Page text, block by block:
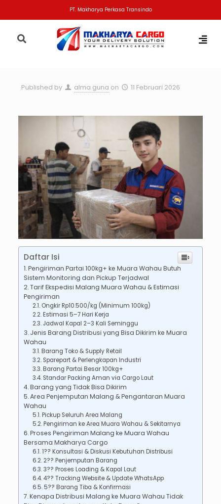
PT. Makharya Perkasa Transindo
Published by alma guna on 11 Februari 2026
Daftar Isi
Pengiriman Partai 100kg+ ke Muara Wahau Butuh
Sistem Monitoring dan Pickup Terjadwal
Tarif Ekspedisi Malang Muara Wahau & Estimasi
Pengiriman
Ongkir Rp10.500/kg (Minimum 100kg)
Estimasi 5–7 Hari Kerja
Jadwal Kapal 2–3 Kali Seminggu
Jenis Barang Distribusi yang Bisa Dikirim ke Muara
Wahau
Barang Toko & Supply Retail
Sparepart & Perlengkapan Industri
Barang Partai Besar 100kg+
Standar Packing Aman via Cargo Laut
Barang yang Tidak Bisa Dikirim
Area Penjemputan Malang & Pengantaran Muara
Wahau
Pickup Seluruh Area Malang
Pengiriman ke Area Muara Wahau & Sekitarnya
Proses Pengiriman Malang ke Muara Wahau
Bersama Makharya Cargo
1?? Konsultasi & Diskusi Kebutuhan Distribusi
2?? Penjemputan Barang
3?? Proses Loading & Kapal Laut
4?? Tracking Website & Update WhatsApp
5?? Barang Tiba & Konfirmasi
Kenapa Distribusi Malang ke Muara Wahau Tidak